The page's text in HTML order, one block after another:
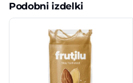
Podobni izdelki